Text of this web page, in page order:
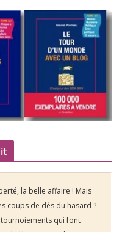
la belle affaire ! Mais
coups de dés du hasard ?
qui font